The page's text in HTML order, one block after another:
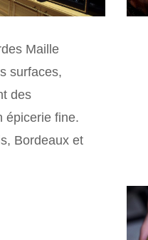
Maille
surfaces,
des
épicerie fine.
Bordeaux et